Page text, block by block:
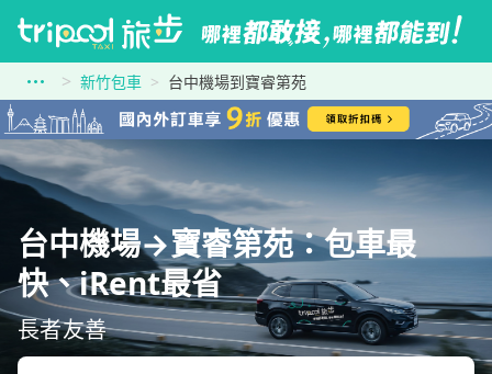
新竹包車 台中機場到寶睿第苑
台中機場→寶睿第苑：包車最
快、iRent最省
長者友善